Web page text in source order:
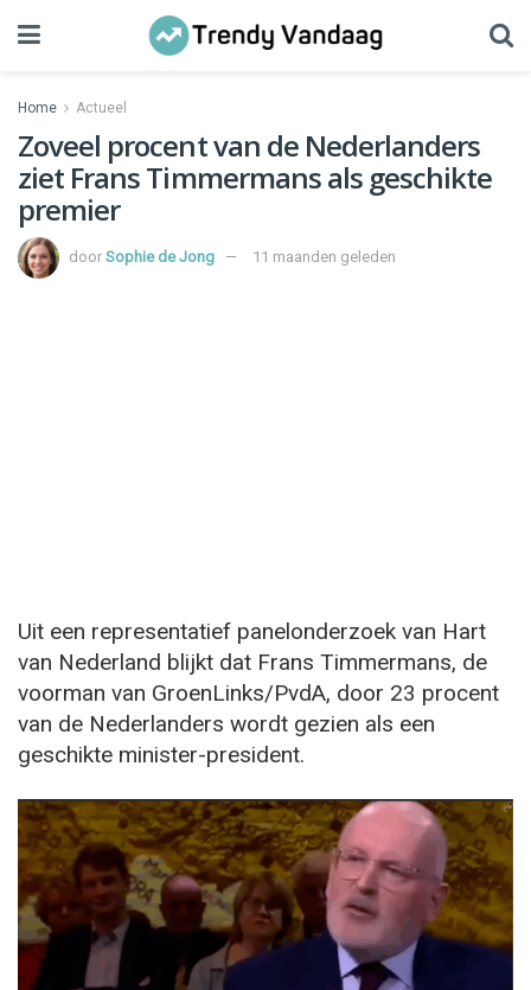
Home Actueel
Zoveel procent van de Nederlanders
ziet Frans Timmermans als geschikte
premier
door Sophie de Jong 11 maanden geleden
Uit een representatief panelonderzoek van Hart
van Nederland blijkt dat Frans Timmermans, de
voorman van GroenLinks/PvdA, door 23 procent
van de Nederlanders wordt gezien als een
geschikte minister-president.